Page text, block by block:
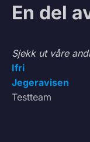
En del
Sjekk ut våre
Ifri
Jegeravisen
Testteam